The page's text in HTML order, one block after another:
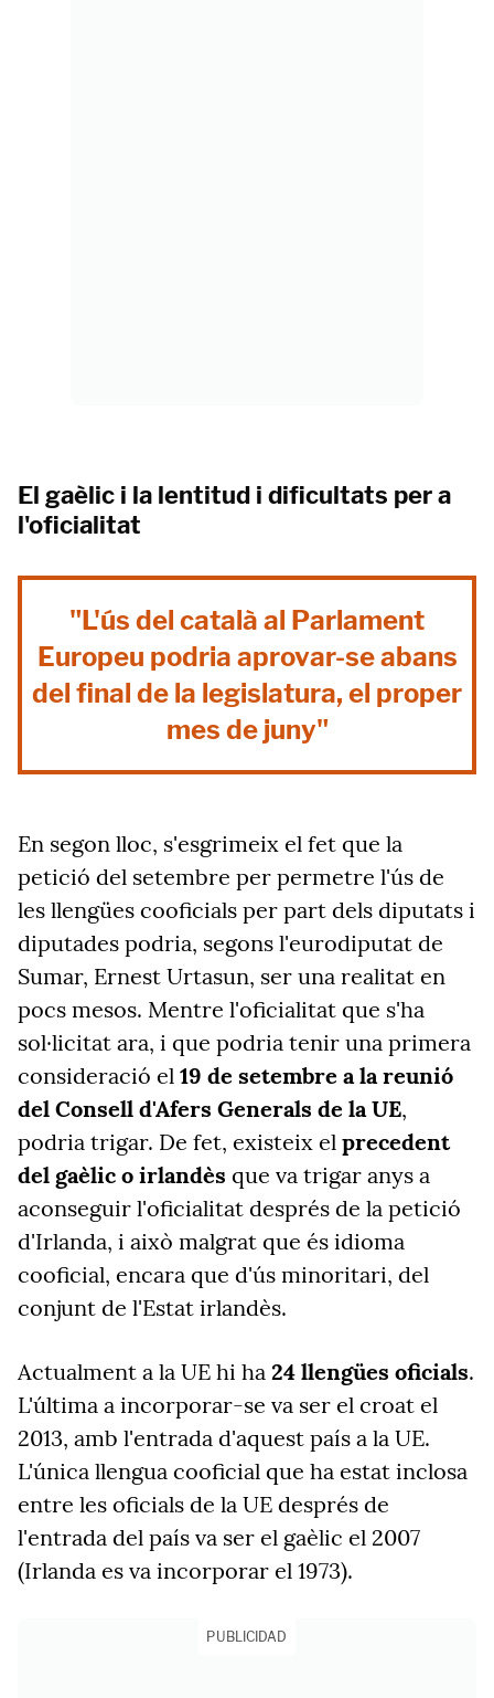
El gaèlic i la lentitud i dificultats per a
l'oficialitat
"L'ús del català al Parlament
Europeu podria aprovar-se abans
del final de la legislatura, el proper
mes de juny"
En segon lloc, s'esgrimeix el fet que la
petició del setembre per permetre l'ús de
les llengües cooficials per part dels diputats i
diputades podria, segons l'eurodiputat de
Sumar, Ernest Urtasun, ser una realitat en
pocs mesos. Mentre l'oficialitat que s'ha
sol·licitat ara, i que podria tenir una primera
consideració el 19 de setembre a la reunió
del Consell d'Afers Generals de la UE,
podria trigar. De fet, existeix el precedent
del gaèlic o irlandès que va trigar anys a
aconseguir l'oficialitat després de la petició
d'Irlanda, i això malgrat que és idioma
cooficial, encara que d'ús minoritari, del
conjunt de l'Estat irlandès.
Actualment a la UE hi ha 24 llengües oficials.
L'última a incorporar-se va ser el croat el
2013, amb l'entrada d'aquest país a la UE.
L'única llengua cooficial que ha estat inclosa
entre les oficials de la UE després de
l'entrada del país va ser el gaèlic el 2007
(Irlanda es va incorporar el 1973).
PUBLICIDAD